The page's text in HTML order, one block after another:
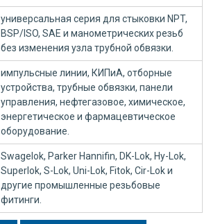
универсальная серия для стыковки NPT,
BSP/ISO, SAE и манометрических резьб
без изменения узла трубной обвязки.
импульсные линии, КИПиА, отборные
устройства, трубные обвязки, панели
управления, нефтегазовое, химическое,
энергетическое и фармацевтическое
оборудование.
Swagelok, Parker Hannifin, DK-Lok, Hy-Lok,
Superlok, S-Lok, Uni-Lok, Fitok, Cir-Lok и
другие промышленные резьбовые
фитинги.